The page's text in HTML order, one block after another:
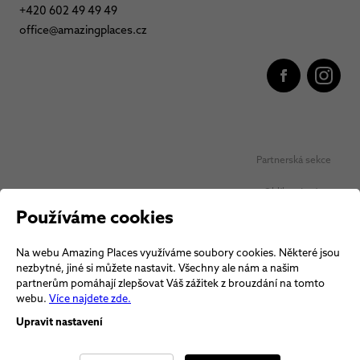
+420 602 49 49 49
office@amazingplaces.cz
Partnerská sekce
Oblíbená místa
Obchodní podmínky Vouchery
Obchodní podmínky
Používáme cookies
Na webu Amazing Places využíváme soubory cookies. Některé jsou
nezbytné, jiné si můžete nastavit. Všechny ale nám a našim
partnerům pomáhají zlepšovat Váš zážitek z brouzdání na tomto
webu. Více najdete zde.
Upravit nastavení